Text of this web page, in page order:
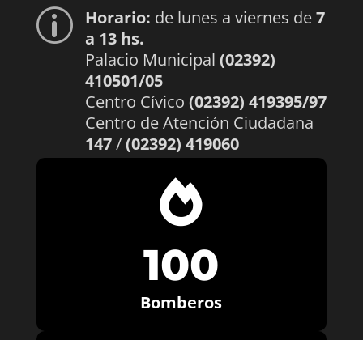
p Horario: de lunes a viernes de7
a 13 hs.
Palacio Municipal (02392)
410501/05
Centro Cívico (02392) 419395/97
Centro de Atención Ciudadana
147/(02392) 419060

100
Bomberos